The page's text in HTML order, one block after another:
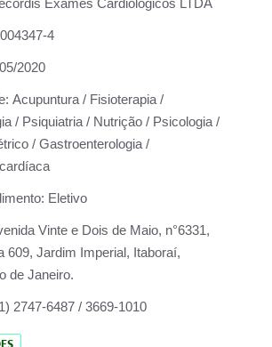
Exames Cardiológicos LTDA
4
2020
Acupuntura / Fisioterapia /
/ Psiquiatria / Nutrição / Psicologia /
/ Gastroenterologia /
Eletivo
Vinte e Dois de Maio, n°6331,
609, Jardim Imperial, Itaboraí,
de Janeiro.
2747-6487 / 3669-1010